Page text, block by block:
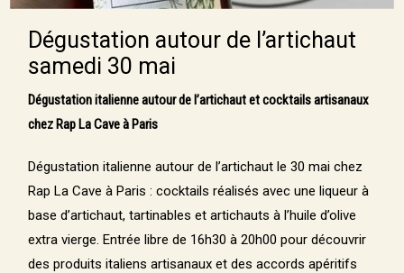
Dégustation autour de l’artichaut
samedi 30 mai
Dégustation italienne autour de l’artichaut et cocktails artisanaux
chez Rap La Cave à Paris
Dégustation italienne autour de l’artichaut le 30 mai chez
Rap La Cave à Paris : cocktails réalisés avec une liqueur à
base d’artichaut, tartinables et artichauts à l’huile d’olive
extra vierge. Entrée libre de 16h30 à 20h00 pour découvrir
des produits italiens artisanaux et des accords apéritifs